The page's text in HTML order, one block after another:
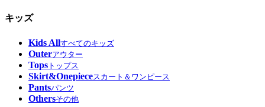
キッズ
Kids Allすべてのキッズ
Outerアウター
Tops トップス
Skirt&Onepieceスカート＆ワンピース
Pantsパンツ
Othersその他